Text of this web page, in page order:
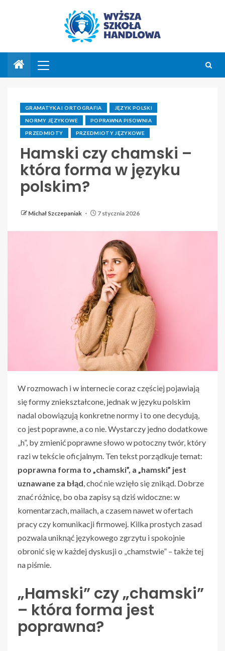
GRAMATYKA I ORTOGRAFIA JĘZYK POLSKI
NORMY JĘZYKOWE POPRAWNA PISOWNIA
PRZEDMIOTY PRZEDMIOTY JĘZYKOWE
Hamski czy chamski –
która forma w języku
polskim?
Michał Szczepaniak 7 stycznia 2026
W rozmowach i w internecie coraz częściej pojawiają
się formy zniekształcone, jednak w języku polskim
nadal obowiązują konkretne normy i to one decydują,
co jest poprawne, a co nie. Wystarczy jedno dodatkowe
„h”, by zmienić poprawne słowo w potoczny twór, który
razi w tekście oficjalnym. Ten tekst porządkuje temat:
poprawna forma to „chamski”, a „hamski” jest
uznawane za błąd, choć nie wzięło się znikąd. Dobrze
znać różnicę, bo oba zapisy są dziś widoczne: w
komentarzach, mailach, a czasem nawet w ofertach
pracy czy komunikacji firmowej. Kilka prostych zasad
pozwala uniknąć językowego zgrzytu i spokojnie
obronić się w każdej dyskusji o „chamstwie” – także tej
na piśmie.
„Hamski” czy „chamski”
– która forma jest
poprawna?